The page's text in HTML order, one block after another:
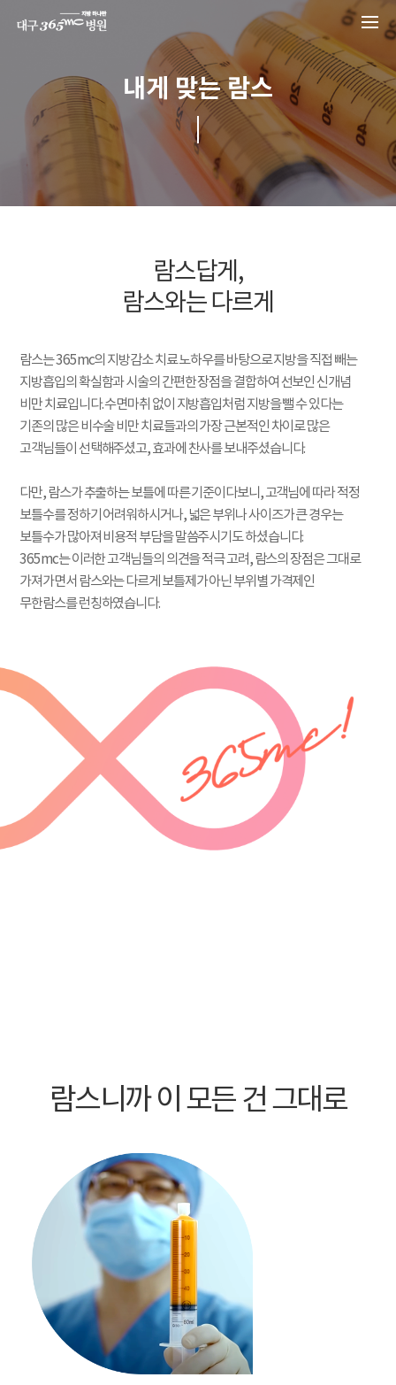
내게 맞는 람스
람스답게,
람스와는 다르게
람스는 365mc의 지방감소 치료 노하우를 바탕으로 지방을 직접 빼는
지방흡입의 확실함과 시술의 간편한 장점을 결합하여 선보인 신개념
비만 치료입니다. 수면마취 없이 지방흡입처럼 지방을 뺄 수 있다는
기존의 많은 비수술 비만 치료들과의 가장 근본적인 차이로 많은
고객님들이 선택해주셨고, 효과에 찬사를 보내주셨습니다.
다만, 람스가 추출하는 보틀에 따른 기준이다보니, 고객님에 따라 적정
보틀수를 정하기 어려워하시거나, 넓은 부위나 사이즈가 큰 경우는
보틀수가 많아져 비용적 부담을 말씀주시기도 하셨습니다.
365mc는 이러한 고객님들의 의견을 적극 고려, 람스의 장점은 그대로
가져가면서 람스와는 다르게 보틀제가 아닌 부위별 가격제인
무한람스를 런칭하였습니다.
람스니까 이 모든 건 그대로